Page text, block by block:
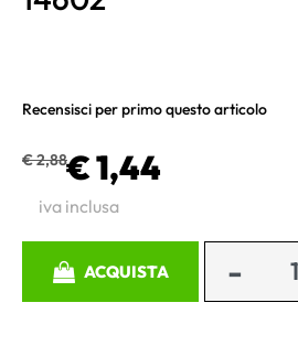
Recensisci per primo questo articolo
€ 2,88€ 1,44
iva inclusa
ACQUISTA